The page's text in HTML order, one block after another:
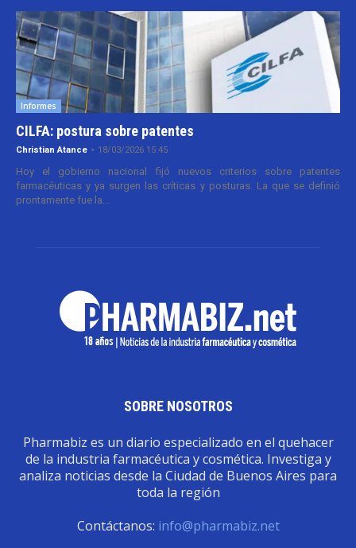
Informes
CILFA: postura sobre patentes
Christian Atance - 18/03/2026 15:45
Hoy el gobierno nacional fijó nuevos criterios sobre patentes
farmacéuticas y ya surgen las críticas y posturas. La que se definió
prontamente fue la...
SOBRE NOSOTROS
Pharmabiz es un diario especializado en el quehacer
de la industria farmacéutica y cosmética. Investiga y
analiza noticias desde la Ciudad de Buenos Aires para
toda la región
Contáctanos: info@pharmabiz.net